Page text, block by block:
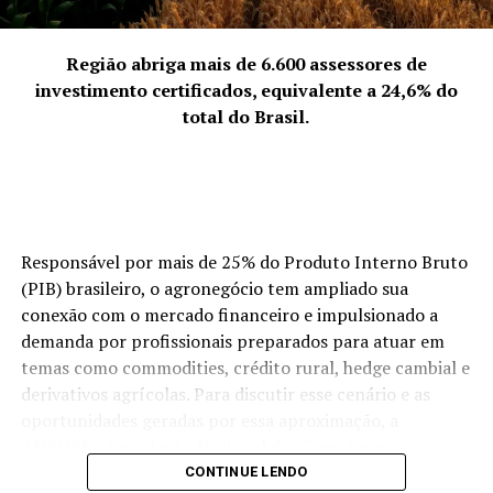
site oficial da Banda Universos:
Ouça o single “Derrota Não é Coisa de Cristão”, da
https://www.instagram.com/banda_universos/
https://www.youtube.com/@BandaUniversosOficial
TÓPICOS RELACIONADOS
Everton Mestre e Marquinhos Gomes juntos na canção
Região abriga mais de 6.600 assessores de
investimento certificados, equivalente a 24,6% do
total do Brasil.
Responsável por mais de 25% do Produto Interno Bruto
(PIB) brasileiro, o agronegócio tem ampliado sua
conexão com o mercado financeiro e impulsionado a
demanda por profissionais preparados para atuar em
temas como commodities, crédito rural, hedge cambial e
derivativos agrícolas. Para discutir esse cenário e as
Distribuidoras de Títulos e Valores Mobiliários, Câmbio e
CONTINUE LENDO